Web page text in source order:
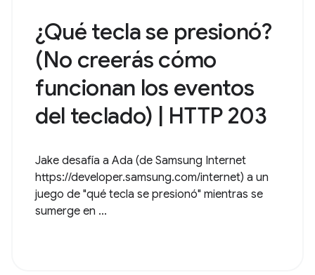
¿Qué tecla se presionó?
(No creerás cómo
funcionan los eventos
del teclado) | HTTP 203
Jake desafía a Ada (de Samsung Internet
https://developer.samsung.com/internet) a un
juego de "qué tecla se presionó" mientras se
sumerge en ...